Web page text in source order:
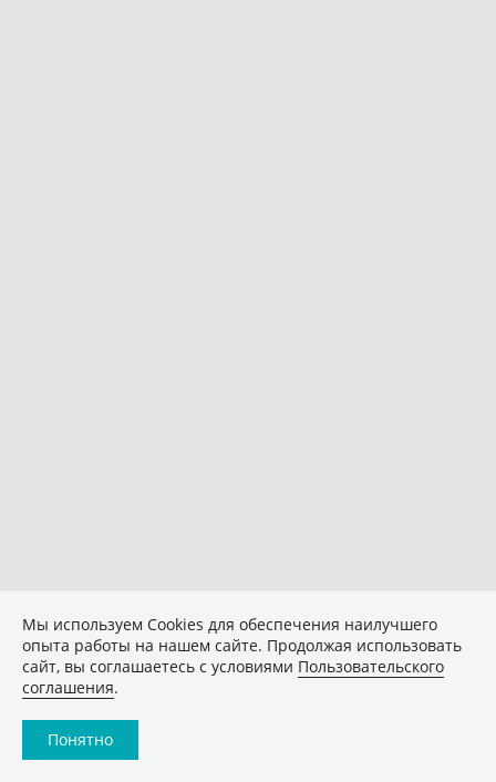
Мы используем Сookies для обеспечения наилучшего
опыта работы на нашем сайте. Продолжая использовать
сайт, вы соглашаетесь с условиями Пользовательского
соглашения.
Понятно